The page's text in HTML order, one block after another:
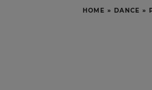
HOME » DANCE »